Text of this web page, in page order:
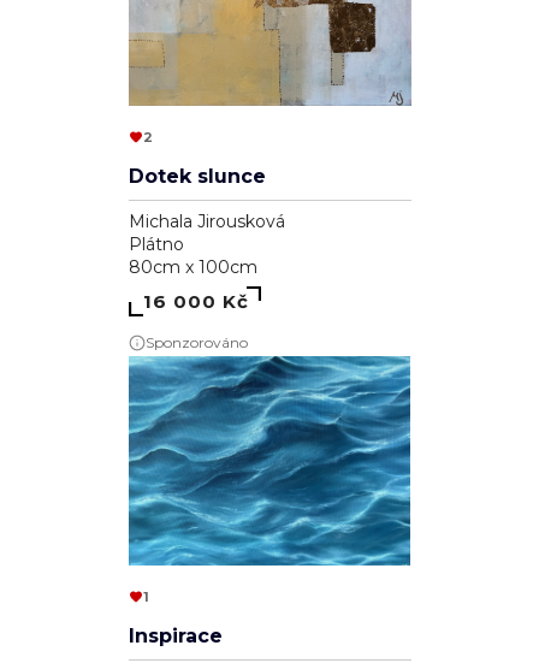
2
Dotek slunce
Michala Jirousková
Plátno
80cm x 100cm
16 000 Kč
Sponzorováno
1
Inspirace